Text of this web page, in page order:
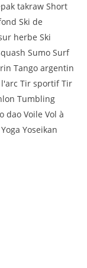
takraw Short
Ski de
herbe Ski
Sumo Surf
Tango argentin
Tir sportif Tir
Tumbling
dao Voile Vol à
Yoseikan